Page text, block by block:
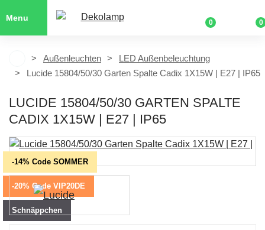
Menu
0 0
Außenleuchten
LED Außenbeleuchtung
Lucide 15804/50/30 Garten Spalte Cadix 1X15W | E27 | IP65
LUCIDE 15804/50/30 GARTEN SPALTE
CADIX 1X15W | E27 | IP65
-14% Code SOMMER
-20% Code VIP20DE
Schnäppchen